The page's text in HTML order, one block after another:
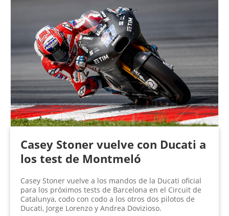
Casey Stoner vuelve con Ducati a
los test de Montmeló
Casey Stoner vuelve a los mandos de la Ducati oficial
para los próximos tests de Barcelona en el Circuit de
Catalunya, codo con codo a los otros dos pilotos de
Ducati, Jorge Lorenzo y Andrea Dovizioso.